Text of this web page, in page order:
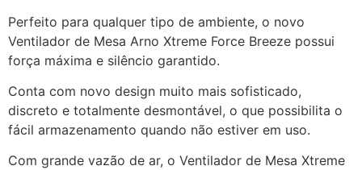
Perfeito para qualquer tipo de ambiente, o novo
Ventilador de Mesa Arno Xtreme Force Breeze possui
força máxima e silêncio garantido.
Conta com novo design muito mais sofisticado,
discreto e totalmente desmontável, o que possibilita o
fácil armazenamento quando não estiver em uso.
Com grande vazão de ar, o Ventilador de Mesa Xtreme